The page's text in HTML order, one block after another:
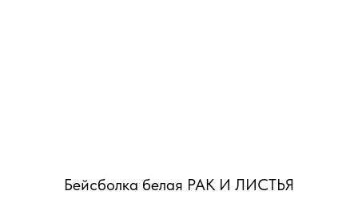
Бейсболка белая РАК И ЛИСТЬЯ